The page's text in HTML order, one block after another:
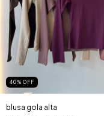
40% OFF
blusa gola alta